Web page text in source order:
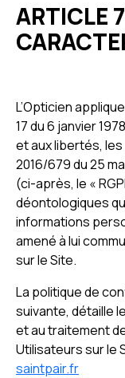
ARTICLE
L’Opticien
17 du 6 janvier
et aux libertés,
2016/679 du 25
(ci-après, le «
déontologiques
informations
amené à lui
sur le Site.
La politique de
suivante, détaille
et au traitement
Utilisateurs sur le
saintpair.fr